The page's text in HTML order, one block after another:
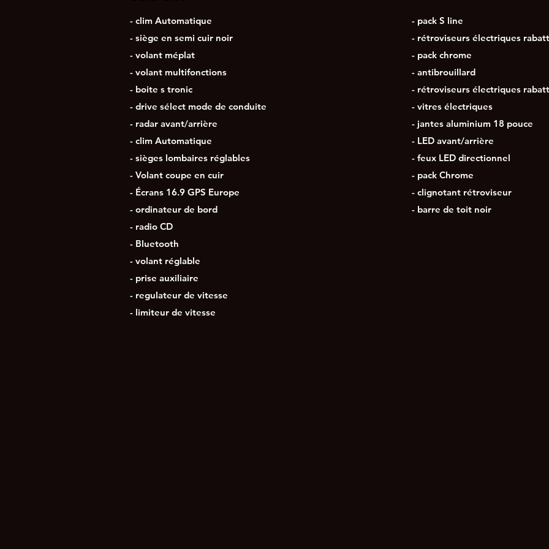
- clim Automatique
- siège en semi cuir noir
- volant méplat
- volant multifonctions
- boite s tronic
- drive sélect mode de conduite
- radar avant/arrière
- clim Automatique
- sièges lombaires réglables
- Volant coupe en cuir
- Écrans 16.9 GPS Europe
- ordinateur de bord
- radio CD
- Bluetooth
- volant réglable
- prise auxiliaire
- regulateur de vitesse
- limiteur de vitesse
- pack S line
- rétroviseurs électriques
- pack chrome
- antibrouillard
- rétroviseurs électriques
- vitres électriques
- jantes aluminium 18 pouce
- LED avant/arrière
- feux LED directionnel
- pack Chrome
- clignotant rétroviseur
- barre de toit noir